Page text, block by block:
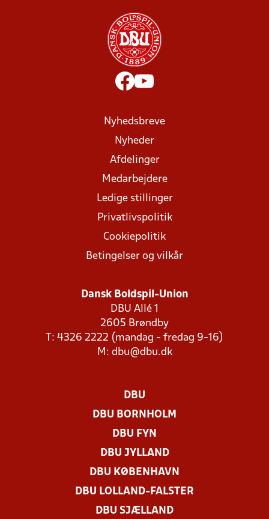
Nyhedsbreve
Nyheder
Afdelinger
Medarbejdere
Ledige stillinger
Privatlivspolitik
Cookiepolitik
Betingelser og vilkår
Dansk Boldspil-Union
DBU Allé 1
2605 Brøndby
T: 4326 2222 (mandag - fredag 9-16)
M: dbu@dbu.dk
DBU
DBU BORNHOLM
DBU FYN
DBU JYLLAND
DBU KØBENHAVN
DBU LOLLAND-FALSTER
DBU SJÆLLAND